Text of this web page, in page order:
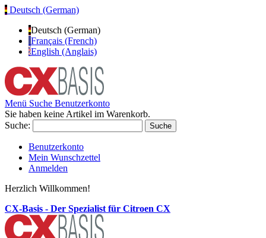
Deutsch (German)
Deutsch (German)
Français (French)
English (Anglais)
Menü Suche Benutzerkonto
Sie haben keine Artikel im Warenkorb.
Suche:
Suche
Benutzerkonto
Mein Wunschzettel
Anmelden
Herzlich Willkommen!
CX-Basis - Der Spezialist für Citroen CX